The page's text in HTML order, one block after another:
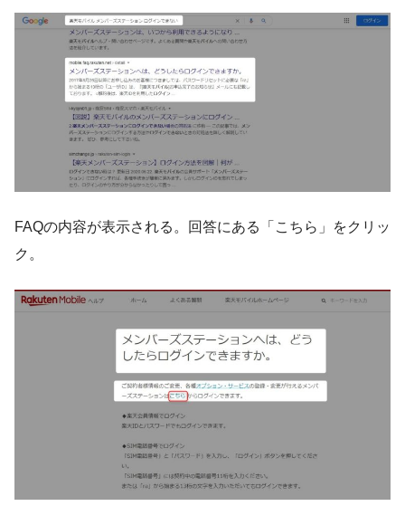
FAQの内容が表示される。回答にある「こちら」をクリッ
ク。